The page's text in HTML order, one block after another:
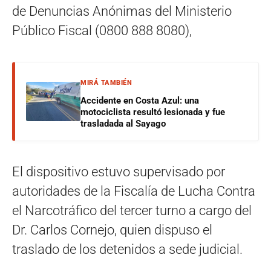
de Denuncias Anónimas del Ministerio
Público Fiscal (0800 888 8080),
MIRÁ TAMBIÉN
Accidente en Costa Azul: una
motociclista resultó lesionada y fue
trasladada al Sayago
El dispositivo estuvo supervisado por
autoridades de la Fiscalía de Lucha Contra
el Narcotráfico del tercer turno a cargo del
Dr. Carlos Cornejo, quien dispuso el
traslado de los detenidos a sede judicial.